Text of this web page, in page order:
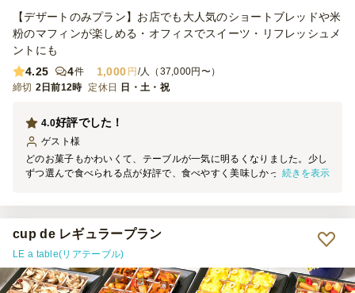
【デザートのみプラン】お店でも大人気のショートブレッドや米
粉のマフィンが楽しめる・オフィスでスイーツ・リフレッシュメ
ントにも
4.25
4件 1,000 円 /人（37,000円〜）
締切 2日前12時 定休日 日・土・祝
好評でした！
4.0
ゲスト 様
どのお菓子もかわいくて、テーブルが一気に明るくなりました。少し
ずつ選んで食べられる点が好評で、食べやすく美味しかったと参加者
続きを表示
cup de レギュラープラン
LE a table(リアテーブル)